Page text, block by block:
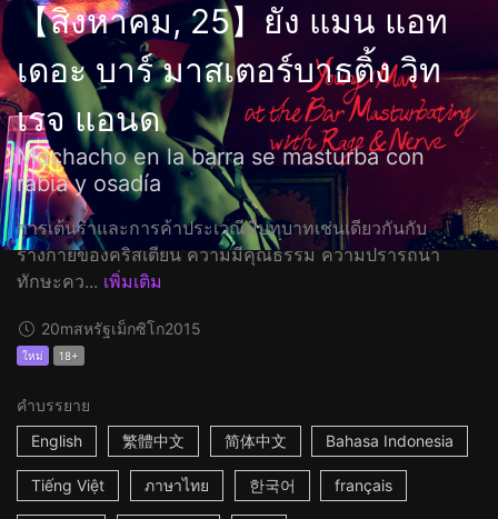
【สิงหาคม, 25】ยัง แมน แอท
เดอะ บาร์ มาสเตอร์บาธติ้ง วิท
เรจ แอนด
Muchacho en la barra se masturba con
rabia y osadía
การเต้นรำและการค้าประเวณีมีบทบาทเช่นเดียวกันกับ
ร่างกายของคริสเตียน ความมีคุณธรรม ความปรารถนา
ทักษะคว... เพิ่มเติม
20mสหรัฐเม็กซิโก2015
ใหม่ 18+
คำบรรยาย
English
繁體中文 简体中文 Bahasa Indonesia
Tiếng Việt ภาษาไทย 한국어 français